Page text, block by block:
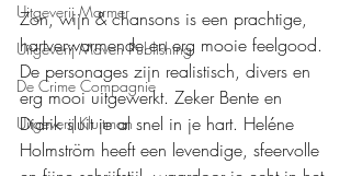
Uitgeverij Marmer
Uitgeverij Maven Publishing
De Crime Compagnie
Uitgeverij Kluitman
Zon, wijn & chansons is een prachtige,
hartverwarmende en erg mooie feelgood.
De personages zijn realistisch, divers en
erg mooi uitgewerkt. Zeker Bente en
Didrik sluit je al snel in je hart. Heléne
Holmström heeft een levendige, sfeervolle